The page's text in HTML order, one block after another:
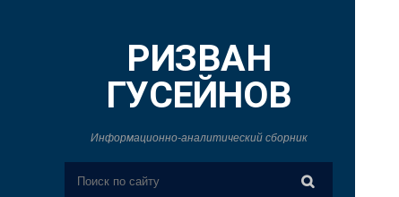
РИЗВАН
ГУСЕЙНОВ
Информационно-аналитический сборник